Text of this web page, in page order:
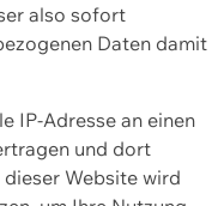
also sofort
Daten damit
IP-Adresse an einen
und dort
Website wird